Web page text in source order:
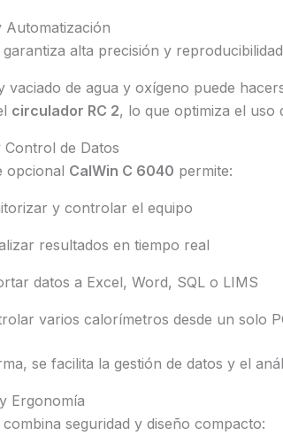
Automatización
garantiza alta precisión y
vaciado de agua y oxígeno puede
circulador RC 2, lo que optimiza el uso
de Datos
opcional CalWin C 6040 permite:
y controlar el equipo
resultados en tiempo real
datos a Excel, Word, SQL o LIMS
varios calorímetros desde un solo
se facilita la gestión de datos y el
Ergonomía
combina seguridad y diseño compacto: